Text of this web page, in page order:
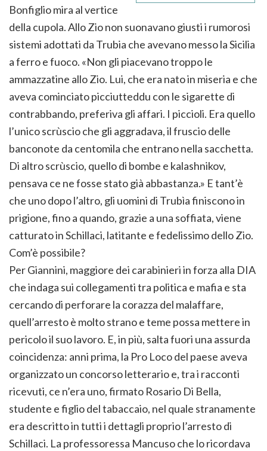
Bonfiglio mira al vertice
della cupola. Allo Zio non suonavano giusti i rumorosi
sistemi adottati da Trubia che avevano messo la Sicilia
a ferro e fuoco. «Non gli piacevano troppo le
ammazzatine allo Zio. Lui, che era nato in miseria e che
aveva cominciato picciutteddu con le sigarette di
contrabbando, preferiva gli affari. I piccioli. Era quello
l’unico scrùscio che gli aggradava, il fruscio delle
banconote da centomila che entrano nella sacchetta.
Di altro scrùscio, quello di bombe e kalashnikov,
pensava ce ne fosse stato già abbastanza.» E tant’è
che uno dopo l’altro, gli uomini di Trubìa finiscono in
prigione, fino a quando, grazie a una soffiata, viene
catturato in Schillaci, latitante e fedelissimo dello Zio.
Com’è possibile?
Per Giannini, maggiore dei carabinieri in forza alla DIA
che indaga sui collegamenti tra politica e mafia e sta
cercando di perforare la corazza del malaffare,
quell’arresto è molto strano e teme possa mettere in
pericolo il suo lavoro. E, in più, salta fuori una assurda
coincidenza: anni prima, la Pro Loco del paese aveva
organizzato un concorso letterario e, tra i racconti
ricevuti, ce n’era uno, firmato Rosario Di Bella,
studente e figlio del tabaccaio, nel quale stranamente
era descritto in tutti i dettagli proprio l’arresto di
Schillaci. La professoressa Mancuso che lo ricordava